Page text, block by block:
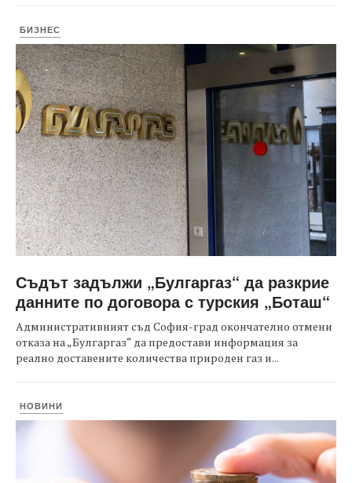
БИЗНЕС
Съдът задължи „Булгаргаз“ да разкрие
данните по договора с турския „Боташ“
Административният съд София-град окончателно отмени
отказа на „Булгаргаз“ да предостави информация за
реално доставените количества природен газ и...
НОВИНИ